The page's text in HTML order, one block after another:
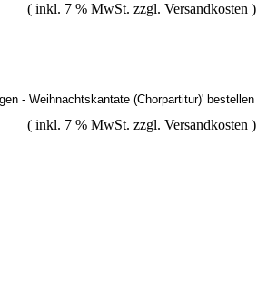
( inkl. 7 % MwSt. zzgl. Versandkosten )
( inkl. 7 % MwSt. zzgl. Versandkosten )